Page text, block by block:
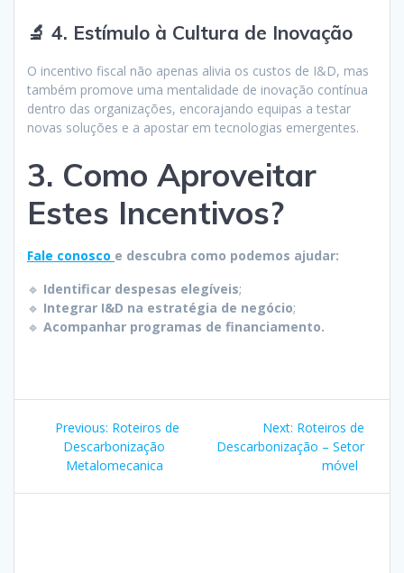
🔬 4. Estímulo à Cultura de Inovação
O incentivo fiscal não apenas alivia os custos de I&D, mas
também promove uma mentalidade de inovação contínua
dentro das organizações, encorajando equipas a testar
novas soluções e a apostar em tecnologias emergentes.
3. Como Aproveitar
Estes Incentivos?
Fale conosco e descubra como podemos ajudar:
🔹 Identificar despesas elegíveis;
🔹 Integrar I&D na estratégia de negócio;
🔹 Acompanhar programas de financiamento.
Post
navigation
Previous: Previous
post:
Roteiros de
Descarbonização
Metalomecanica
Next: Next
post:
Roteiros de
Descarbonização – Setor
móvel